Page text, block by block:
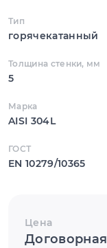
Тип
горячекатанный
Толщина стенки, мм
5
Марка
AISI 304L
ГОСТ
EN 10279/10365
Цена
Договорная